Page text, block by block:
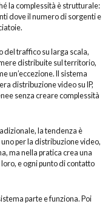
la complessità è strutturale:
dove il numero di sorgenti e
del traffico su larga scala,
distribuite sul territorio,
un’eccezione. Il sistema
distribuzione video su IP,
senza creare complessità
la tendenza è
per la distribuzione video,
ma nella pratica crea una
e ogni punto di contatto
parte e funziona. Poi